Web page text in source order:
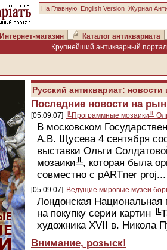
На Главную English Version Журнал
Интернет-магазин
Каталог антиквариата
Крупнейший антикварный
Русский антиквариат:
Последние новости на
[05.09.07] ╚Программные мозаики╩
В московском
А.В. Щусева 4 сентября
выставки Ольги
мозаики╩, которая была
совместно с pARTner proj...
[05.09.07] Ведущие мировые музеи
Лондонская Национальная
на покупку серии картин
художника XVII в. Никола
Внимание, розыск!